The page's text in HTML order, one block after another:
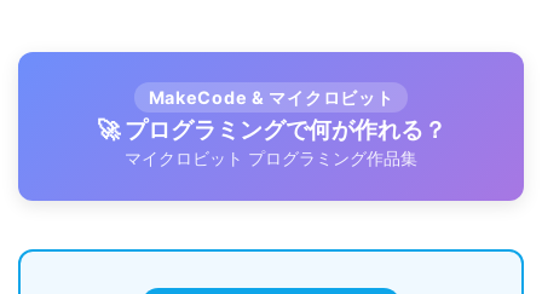
MakeCode & マイクロビット
🚀 プログラミングで何が作れる？
マイクロビット プログラミング作品集